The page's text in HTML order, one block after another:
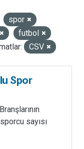
spor
futbol
CSV
Spor
sayısı